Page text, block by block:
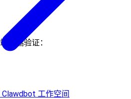
Clawdbot 工作空间
到端验证：